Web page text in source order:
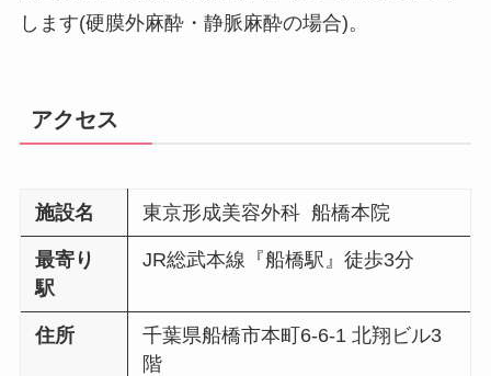
します(硬膜外麻酔・静脈麻酔の場合)。
アクセス
施設名 東京形成美容外科 船橋本院
最寄り
駅
JR総武本線『船橋駅』徒歩3分
住所
千葉県船橋市本町6-6-1 北翔ビル3
階